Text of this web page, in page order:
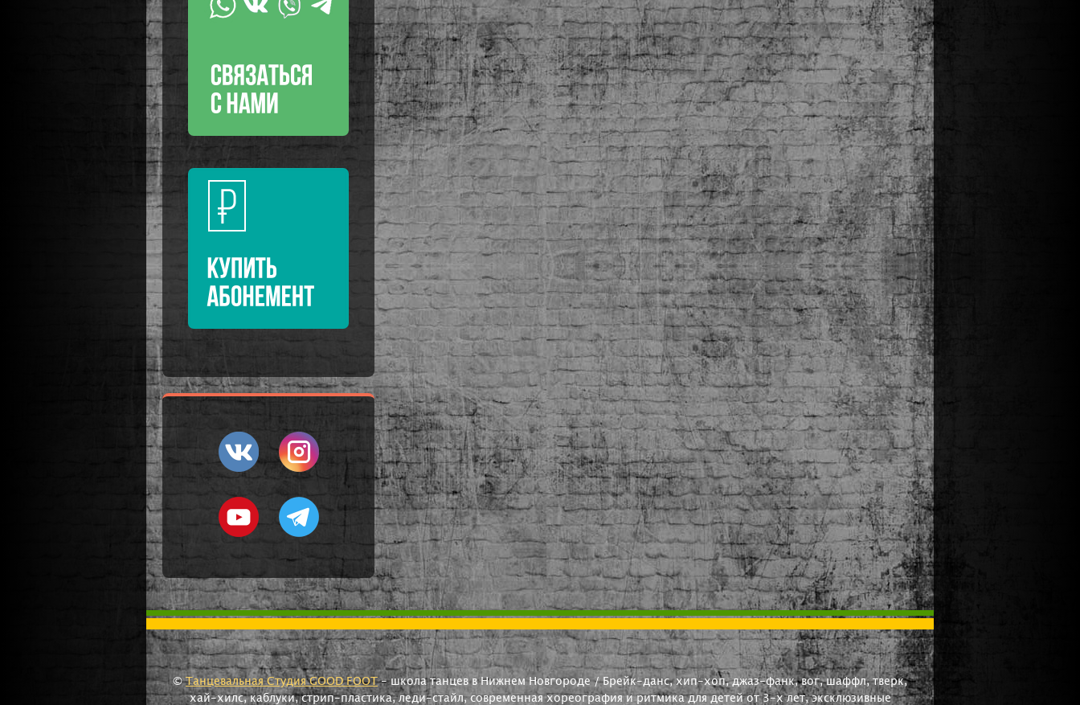
©Танцевальная Студия GOOD FOOT- школа танцев в Нижнем Новгороде / Брейк-данс, хип-хоп, джаз-фанк, вог, шаффл, тверк,
хай-хилс, каблуки, стрип-пластика, леди-стайл, современная хореография и ритмика для детей от 3-х лет, эксклюзивные